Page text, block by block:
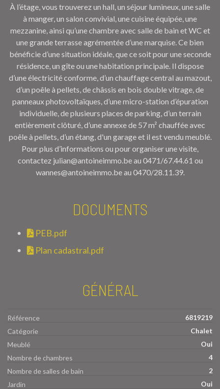
À l’étage, vous trouverez un hall, un séjour lumineux, une salle
à manger, un salon convivial, une cuisine équipée, une
mezzanine, ainsi qu’une chambre avec salle de bain et WC et
une grande terrasse agrémentée d’une marquise. Ce bien
bénéficie d’une situation idéale, que ce soit pour une seconde
résidence, un gîte ou une habitation principale. Il dispose
d’une électricité conforme, d’un chauffage central au mazout,
d’un poêle à pellets, de châssis en bois double vitrage, de
panneaux photovoltaïques, d’une micro-station d’épuration
individuelle, de plusieurs places de parking, d’un terrain
entièrement clôturé, d’une annexe de 57 m² chauffée avec
poêle à pellets, d’un étang, d'un garage et il est vendu meublé.
Pour plus d’informations ou pour organiser une visite,
contactez julian@antoineimmo.be au 0471/67.44.61 ou
wannes@antoineimmo.be au 0470/28.11.39.
DOCUMENTS
PEB.pdf
Plan cadastral.pdf
GÉNÉRAL
Référence
6819219
Catégorie
Chalet
Meublé
Oui
Nombre de chambres
4
Nombre de salles de bain
2
Jardin
Oui